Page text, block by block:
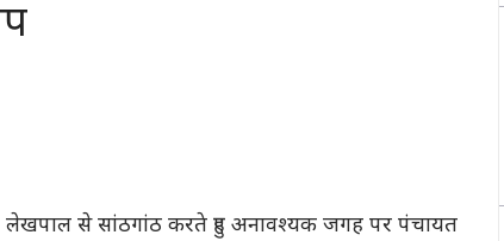
लेखपाल से सांठगांठ करते हुए अनावश्यक जगह पर पंचायत